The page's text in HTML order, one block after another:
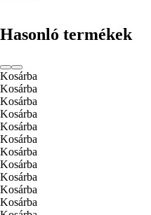
Hasonló termékek
Kosárba
Kosárba
Kosárba
Kosárba
Kosárba
Kosárba
Kosárba
Kosárba
Kosárba
Kosárba
Kosárba